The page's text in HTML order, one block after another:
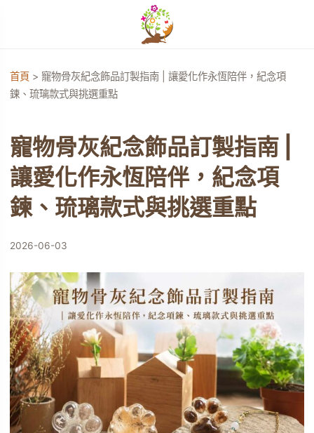
首頁 > 寵物骨灰紀念飾品訂製指南 | 讓愛化作永恆陪伴，紀念項
鍊、琉璃款式與挑選重點
寵物骨灰紀念飾品訂製指南 |
讓愛化作永恆陪伴，紀念項
鍊、琉璃款式與挑選重點
2026-06-03